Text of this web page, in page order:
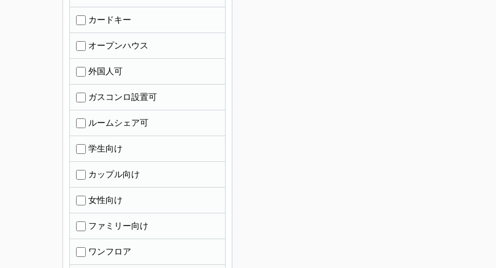
カードキー
オープンハウス
外国人可
ガスコンロ設置可
ルームシェア可
学生向け
カップル向け
女性向け
ファミリー向け
ワンフロア